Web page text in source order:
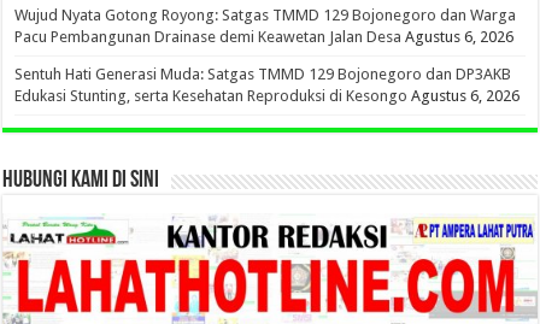
Wujud Nyata Gotong Royong: Satgas TMMD 129 Bojonegoro dan Warga
Pacu Pembangunan Drainase demi Keawetan Jalan Desa Agustus 6, 2026
Sentuh Hati Generasi Muda: Satgas TMMD 129 Bojonegoro dan DP3AKB
Edukasi Stunting, serta Kesehatan Reproduksi di Kesongo Agustus 6, 2026
HUBUNGI KAMI DI SINI